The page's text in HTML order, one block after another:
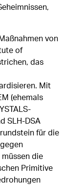
von
of
das
Mit
(ehemals
SLH-DSA
für die
die
Primitive